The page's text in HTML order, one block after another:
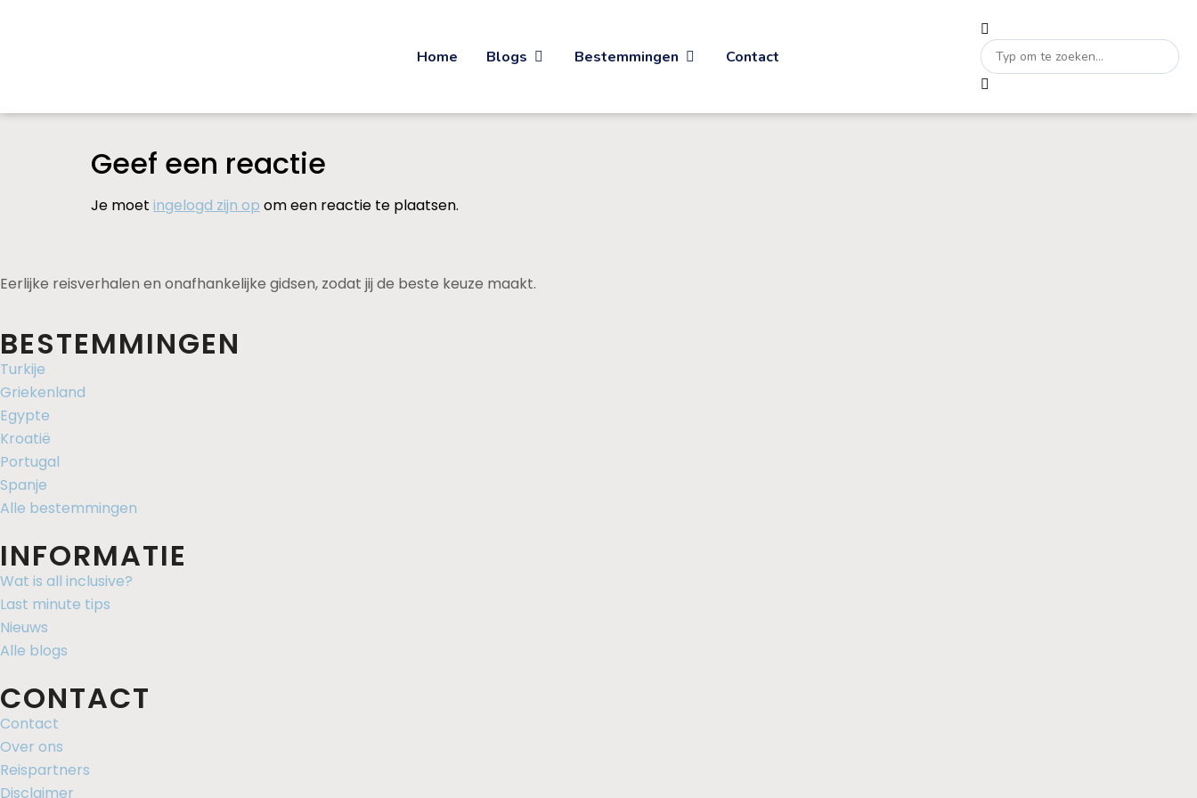
Home Blogs Bestemmingen Contact
Geef een reactie
Je moet ingelogd zijn op om een reactie te plaatsen.
Eerlijke reisverhalen en onafhankelijke gidsen, zodat jij de beste keuze maakt.
BESTEMMINGEN
Turkije
Griekenland
Egypte
Kroatië
Portugal
Spanje
Alle bestemmingen
INFORMATIE
Wat is all inclusive?
Last minute tips
Nieuws
Alle blogs
CONTACT
Contact
Over ons
Reispartners
Disclaimer